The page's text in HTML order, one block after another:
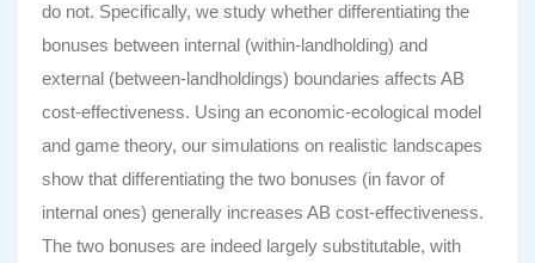
do not. Specifically, we study whether differentiating the
bonuses between internal (within-landholding) and
external (between-landholdings) boundaries affects AB
cost-effectiveness. Using an economic-ecological model
and game theory, our simulations on realistic landscapes
show that differentiating the two bonuses (in favor of
internal ones) generally increases AB cost-effectiveness.
The two bonuses are indeed largely substitutable, with